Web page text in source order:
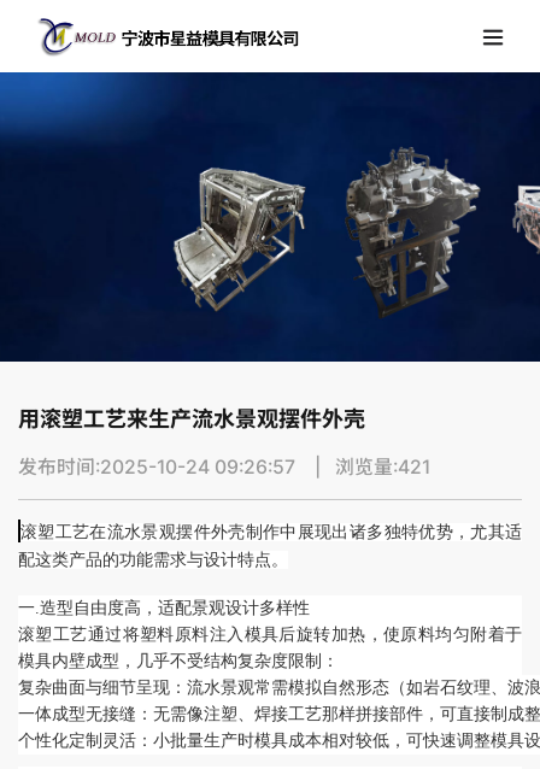
用滚塑工艺来生产流水景观摆件外壳
发布时间:2025-10-24 09:26:57 | 浏览量:421
滚塑工艺在流水景观摆件外壳制作中展现出诸多独特优势，尤其适
配这类产品的功能需求与设计特点。
一.造型自由度高，适配景观设计多样性
滚塑工艺通过将塑料原料注入模具后旋转加热，使原料均匀附着于
模具内壁成型，几乎不受结构复杂度限制：
复杂曲面与细节呈现：流水景观常需模拟自然形态（如岩石纹理、波
一体成型无接缝：无需像注塑、焊接工艺那样拼接部件，可直接制成
个性化定制灵活：小批量生产时模具成本相对较低，可快速调整模具